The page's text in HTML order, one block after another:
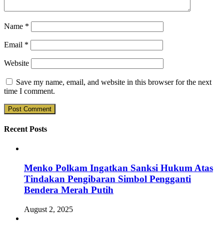
Name *
Email *
Website
Save my name, email, and website in this browser for the next
time I comment.
Recent Posts
Menko Polkam Ingatkan Sanksi Hukum Atas
Tindakan Pengibaran Simbol Pengganti
Bendera Merah Putih
August 2, 2025